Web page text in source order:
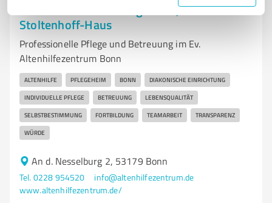
Ev. Altenhilfezentrum gGmbH, Ernst-
Stoltenhoff-Haus
Professionelle Pflege und Betreuung im Ev.
Altenhilfezentrum Bonn
ALTENHILFE PFLEGEHEIM BONN DIAKONISCHE EINRICHTUNG
INDIVIDUELLE PFLEGE BETREUUNG LEBENSQUALITÄT
SELBSTBESTIMMUNG FORTBILDUNG TEAMARBEIT TRANSPARENZ
WÜRDE
An d. Nesselburg 2, 53179 Bonn
Tel. 0228 954520
info@altenhilfezentrum.de
www.altenhilfezentrum.de/